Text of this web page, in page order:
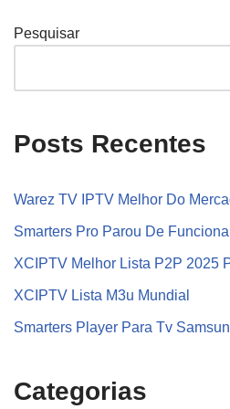
Pesquisar
Posts Recentes
Warez TV IPTV Melhor Do
Smarters Pro Parou De
XCIPTV Melhor Lista P2P 2025
XCIPTV Lista M3u Mundial
Smarters Player Para Tv
Categorias